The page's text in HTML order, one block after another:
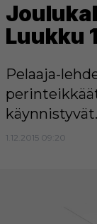
Luukku 1
Pelaaja-
1.12.2015 09:20